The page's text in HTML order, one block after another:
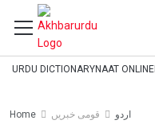
URDU DICTIONARYNAAT ONLINE
Home اردو قومی خبریں